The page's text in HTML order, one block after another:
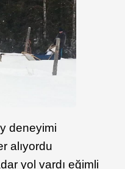
deneyimi
alıyordu
yol vardı eğimli